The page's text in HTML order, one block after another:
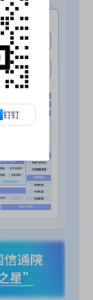
钉钉